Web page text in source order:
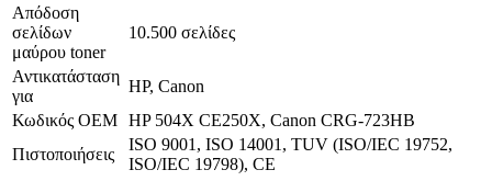
Απόδοση
σελίδων
μαύρου toner
10.500 σελίδες
Αντικατάσταση
για
HP, Canon
Κωδικός OEM HP 504X CE250X, Canon CRG-723HB
Πιστοποιήσεις
ISO 9001, ISO 14001, TUV (ISO/IEC 19752,
ISO/IEC 19798), CE